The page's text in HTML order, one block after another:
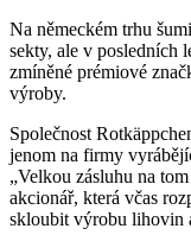
Na německém trhu
sekty, ale v posledních
zmíněné prémiové
výroby.
Společnost
jenom na firmy
„Velkou zásluhu na
akcionář, která včas
skloubit výrobu lihovin